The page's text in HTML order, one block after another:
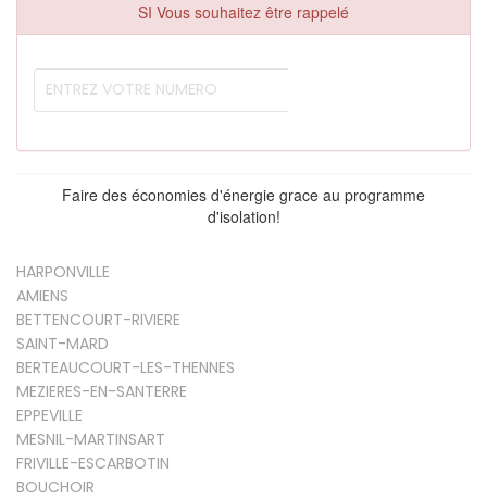
SI Vous souhaitez être rappelé
Faire des économies d'énergie grace au programme
d'isolation!
HARPONVILLE
AMIENS
BETTENCOURT-RIVIERE
SAINT-MARD
BERTEAUCOURT-LES-THENNES
MEZIERES-EN-SANTERRE
EPPEVILLE
MESNIL-MARTINSART
FRIVILLE-ESCARBOTIN
BOUCHOIR